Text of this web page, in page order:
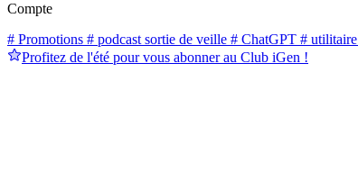
Compte
# Promotions # podcast sortie de veille # ChatGPT # utilitaire
Profitez de l'été pour vous abonner au Club iGen !